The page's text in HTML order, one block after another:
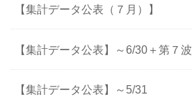
【集計データ公表（７月）】
【集計データ公表】～6/30＋第７波
【集計データ公表】～5/31